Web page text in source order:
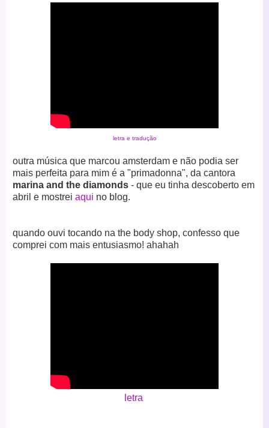
letra e tradução
outra música que marcou amsterdam e não podia ser
mais perfeita para mim é a "primadonna", da cantora
marina and the diamonds - que eu tinha descoberto em
abril e mostrei aqui no blog.
quando ouvi tocando na the body shop, confesso que
comprei com mais entusiasmo! ahahah
letra